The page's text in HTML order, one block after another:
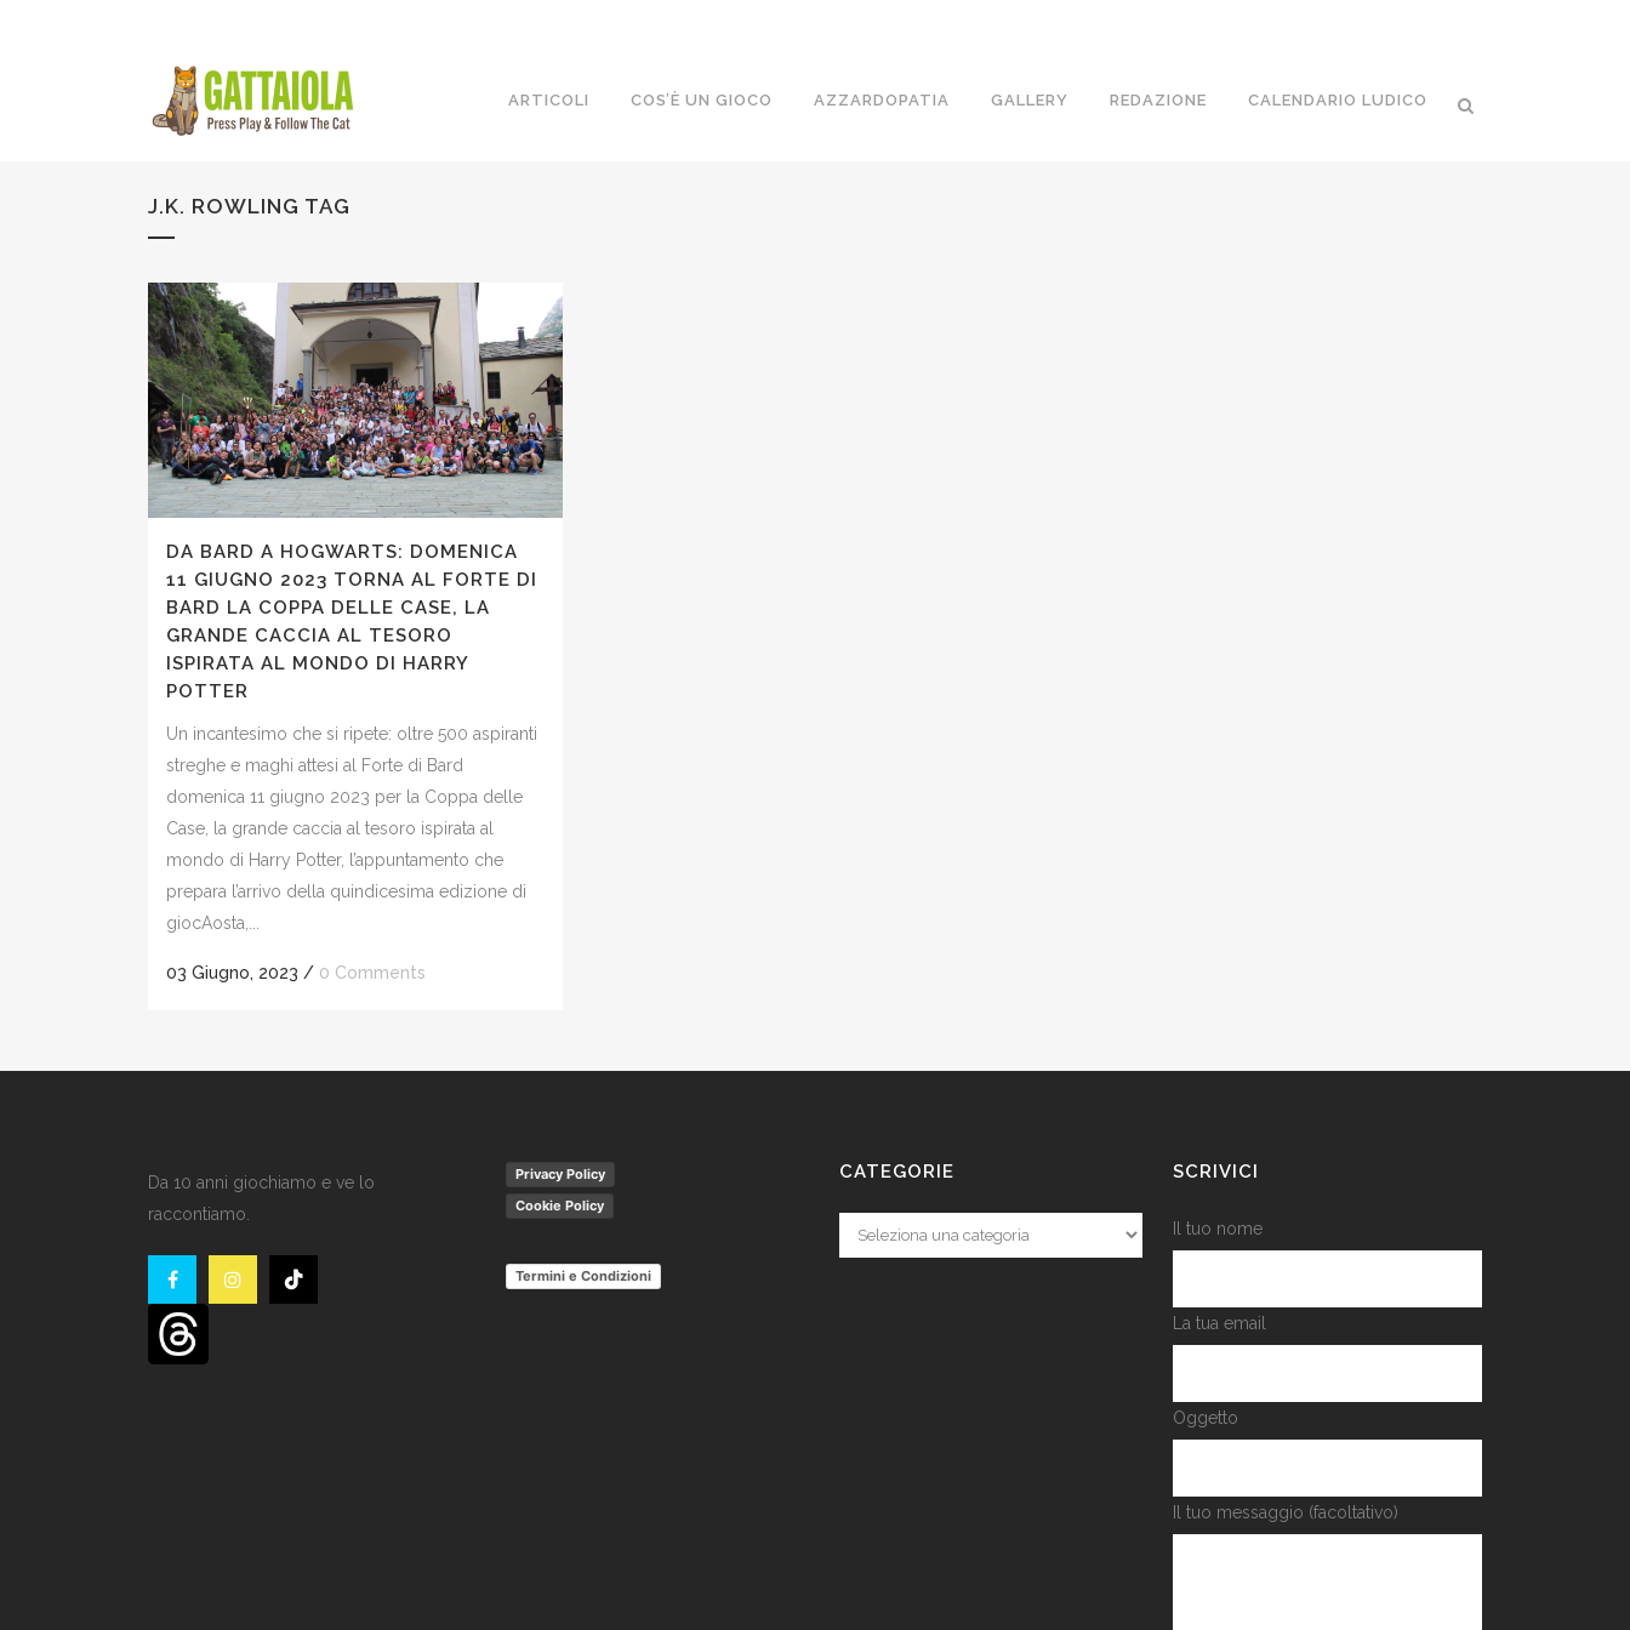
ARTICOLI COS’È UN GIOCO AZZARDOPATIA GALLERY REDAZIONE CALENDARIO LUDICO
J.K. ROWLING TAG
DA BARD A HOGWARTS: DOMENICA
11 GIUGNO 2023 TORNA AL FORTE DI
BARD LA COPPA DELLE CASE, LA
GRANDE CACCIA AL TESORO
ISPIRATA AL MONDO DI HARRY
POTTER
Un incantesimo che si ripete: oltre 500 aspiranti
streghe e maghi attesi al Forte di Bard
domenica 11 giugno 2023 per la Coppa delle
Case, la grande caccia al tesoro ispirata al
mondo di Harry Potter, l’appuntamento che
prepara l’arrivo della quindicesima edizione di
giocAosta,...
03 Giugno, 2023 / 0 Comments
Da 10 anni giochiamo e ve lo
raccontiamo.
Privacy Policy
Cookie Policy
Termini e Condizioni
CATEGORIE
Categorie
SCRIVICI
Il tuo nome
La tua email
Oggetto
Il tuo messaggio (facoltativo)